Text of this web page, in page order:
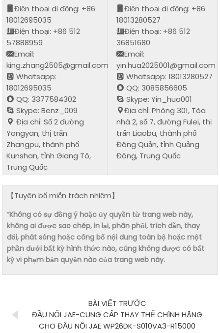
Điện thoại di động: +86
18012695035
Điện thoại: +86 512
57888959
Email:
king.zhang2505@gmail.com
Whatsapp:
18012695035
QQ: 3377584302
Skype: Benz_009
Địa chỉ: Số 2 đường
Yongyan, thị trấn
Zhangpu, thành phố
Kunshan, tỉnh Giang Tô,
Trung Quốc
Điện thoại di động: +86
18013280527
Điện thoại: +86 512
36851680
Email:
yin.hua2025001@gmail.com
Whatsapp: 18013280527
QQ: 3085856605
Skype: Yin_hua001
Địa chỉ: Phòng 301, Tòa
nhà 2, số 7, đường Fulei, thị
trấn Liaobu, thành phố
Đông Quản, tỉnh Quảng
Đông, Trung Quốc
【Tuyên bố miễn trách nhiệm】
“Không có sự đồng ý hoặc ủy quyền từ trang web này,
không ai được sao chép, in lại, phân phối, trích dẫn, thay
đổi, phát sóng hoặc công bố nội dung toàn bộ hoặc một
phần dưới bất kỳ hình thức nào, cũng không được có bất
kỳ vi phạm bản quyền nào của trang web này.
BÀI VIẾT TRƯỚC
ĐẦU NỐI JAE-CUNG CẤP THAY THẾ CHÍNH HÃNG
CHO ĐẦU NỐI JAE WP26DK-S010VA3-R15000